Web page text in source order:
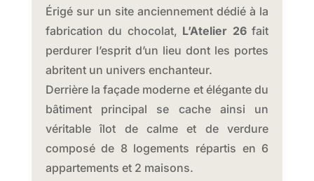
Érigé sur un site anciennement dédié à la
fabrication du chocolat, L’Atelier 26fait
perdurer l’esprit d’un lieu dont les portes
abritent un univers enchanteur.
Derrière la façade moderne et élégante du
bâtiment principal se cache ainsi un
véritable îlot de calme et de verdure
composé de 8 logements répartis en 6
appartements et 2 maisons.